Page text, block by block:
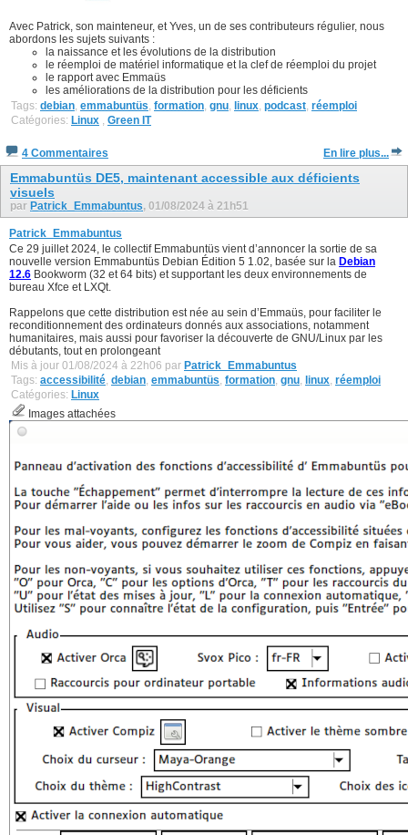
Avec Patrick, son mainteneur, et Yves, un de ses contributeurs régulier, nous
abordons les sujets suivants :
la naissance et les évolutions de la distribution
le réemploi de matériel informatique et la clef de réemploi du projet
le rapport avec Emmaüs
les améliorations de la distribution pour les déficients
Tags: debian emmabuntüs formation gnu linux podcast réemploi
Catégories: Linux Green IT
4 Commentaires En lire plus...
Emmabuntüs DE5, maintenant accessible aux déficients
visuels
par Patrick_Emmabuntus, 01/08/2024 à 21h51
Patrick_Emmabuntus
Ce 29 juillet 2024, le collectif Emmabuntüs vient d’annoncer la sortie de sa
nouvelle version Emmabuntüs Debian Édition 5 1.02, basée sur la Debian
12.6 Bookworm (32 et 64 bits) et supportant les deux environnements de
bureau Xfce et LXQt.
Rappelons que cette distribution est née au sein d’Emmaüs, pour faciliter le
reconditionnement des ordinateurs donnés aux associations, notamment
humanitaires, mais aussi pour favoriser la découverte de GNU/Linux par les
débutants, tout en prolongeant
Mis à jour 01/08/2024 à 22h06 par Patrick_Emmabuntus
Tags: accessibilité, debian, emmabuntüs, formation, gnu, linux, réemploi
Catégories: Linux
Images attachées